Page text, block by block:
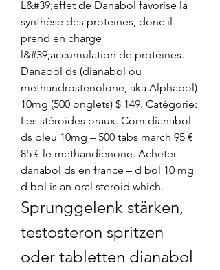
L&#39;effet de Danabol favorise la
synthèse des protéines, donc il
prend en charge
l&#39;accumulation de protéines.
Danabol ds (dianabol ou
methandrostenolone, aka Alphabol)
10mg (500 onglets) $ 149. Catégorie:
Les stéroïdes oraux. Com dianabol
ds bleu 10mg – 500 tabs march 95 €
85 € le methandienone. Acheter
danabol ds en france – d bol 10 mg
d bol is an oral steroid which.
Sprunggelenk stärken,
testosteron spritzen
oder tabletten dianabol